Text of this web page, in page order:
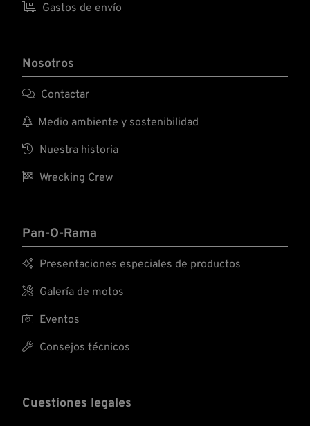
 Gastos de envío
Nosotros
 Contactar
 Medio ambiente y sostenibilidad
 Nuestra historia
 Wrecking Crew
Pan-O-Rama
 Presentaciones especiales de productos
 Galería de motos
 Eventos
 Consejos técnicos
Cuestiones legales